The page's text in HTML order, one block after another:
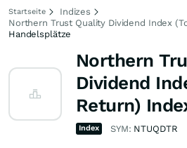
Startseite
Indizes
Northern Trust Quality Dividend Index
Handelsplätze
Northern
Dividend
Return)
Index SYM: NTUQDTR